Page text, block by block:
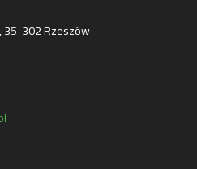
35-302 Rzeszów